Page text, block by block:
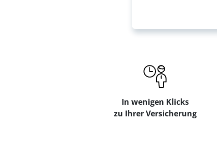
In wenigen Klicks
zu Ihrer Versicherung